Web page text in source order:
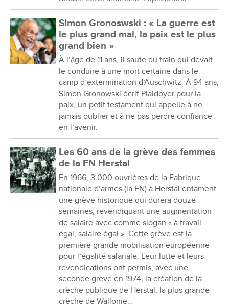
Simon Gronoswski : « La guerre est
le plus grand mal, la paix est le plus
grand bien »
À l’âge de 11 ans, il saute du train qui devait
le conduire à une mort certaine dans le
camp d’extermination d’Auschwitz. À 94 ans,
Simon Gronowski écrit Plaidoyer pour la
paix, un petit testament qui appelle à ne
jamais oublier et à ne pas perdre confiance
en l’avenir.
Les 60 ans de la grève des femmes
de la FN Herstal
En 1966, 3 000 ouvrières de la Fabrique
nationale d’armes (la FN) à Herstal entament
une grève historique qui durera douze
semaines, revendiquant une augmentation
de salaire avec comme slogan « à travail
égal, salaire égal ». Cette grève est la
première grande mobilisation européenne
pour l’égalité salariale. Leur lutte et leurs
revendications ont permis, avec une
seconde grève en 1974, la création de la
crèche publique de Herstal, la plus grande
crèche de Wallonie…